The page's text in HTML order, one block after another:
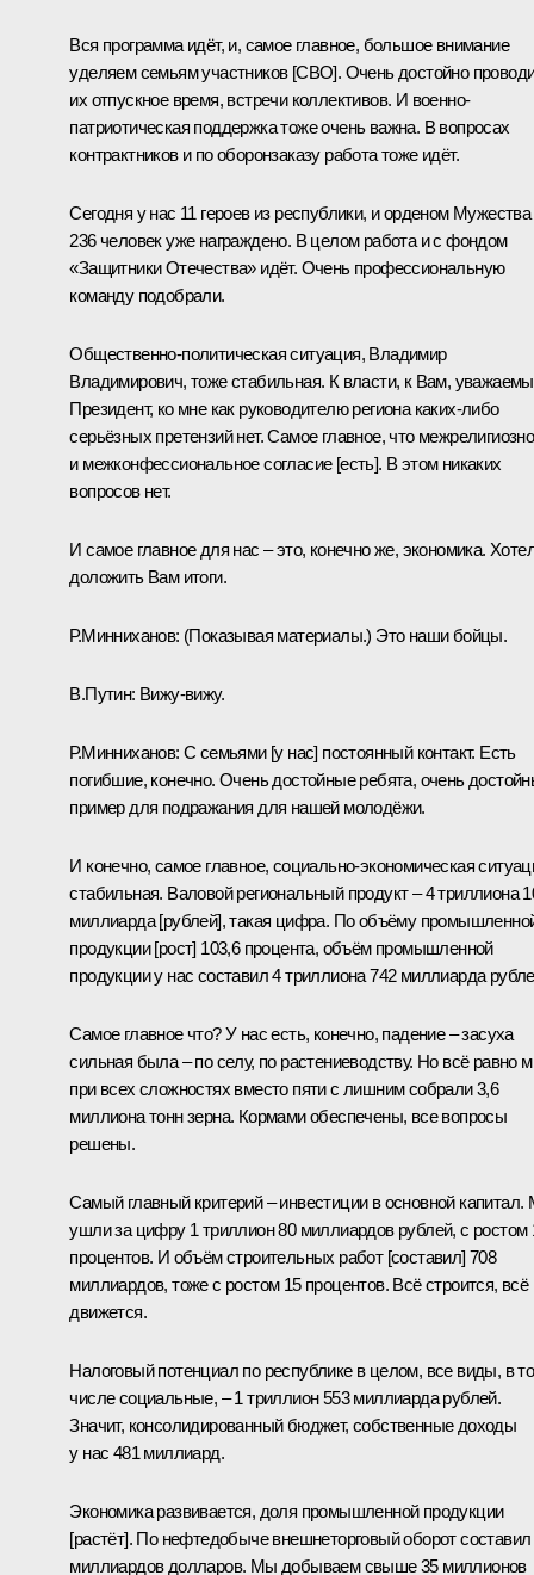
Вся программа идёт, и, самое главное, большое внимание
уделяем семьям участников [СВО]. Очень достойно
их отпускное время, встречи коллективов. И военно-
патриотическая поддержка тоже очень важна. В вопросах
контрактников и по оборонзаказу работа тоже идёт.
Сегодня у нас 11 героев из республики, и орденом Мужества
236 человек уже награждено. В целом работа и с фондом
«Защитники Отечества» идёт. Очень профессиональную
команду подобрали.
Общественно-политическая ситуация, Владимир
Владимирович, тоже стабильная. К власти, к Вам,
Президент, ко мне как руководителю региона каких-либо
серьёзных претензий нет. Самое главное, что
и межконфессиональное согласие [есть]. В этом никаких
вопросов нет.
И самое главное для нас – это, конечно же, экономика.
доложить Вам итоги.
Р.Минниханов: (Показывая материалы.) Это наши бойцы.
В.Путин: Вижу-вижу.
Р.Минниханов: С семьями [у нас] постоянный контакт. Есть
погибшие, конечно. Очень достойные ребята, очень
пример для подражания для нашей молодёжи.
И конечно, самое главное, социально-экономическая
стабильная. Валовой региональный продукт – 4 триллиона
миллиарда [рублей], такая цифра. По объёму
продукции [рост] 103,6 процента, объём промышленной
продукции у нас составил 4 триллиона 742 миллиарда
Самое главное что? У нас есть, конечно, падение – засуха
сильная была – по селу, по растениеводству. Но всё равно
при всех сложностях вместо пяти с лишним собрали 3,6
миллиона тонн зерна. Кормами обеспечены, все вопросы
решены.
Самый главный критерий – инвестиции в основной
ушли за цифру 1 триллион 80 миллиардов рублей, с ростом
процентов. И объём строительных работ [составил] 708
миллиардов, тоже с ростом 15 процентов. Всё строится, всё
движется.
Налоговый потенциал по республике в целом, все виды, в
числе социальные, – 1 триллион 553 миллиарда рублей.
Значит, консолидированный бюджет, собственные доходы
у нас 481 миллиард.
Экономика развивается, доля промышленной продукции
[растёт]. По нефтедобыче внешнеторговый оборот составил
миллиардов долларов. Мы добываем свыше 35 миллионов